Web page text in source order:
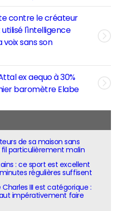
contre le créateur
l'intelligence
sans son
ex aequo à 30%
baromètre Elabe
de sa maison sans
particulièrement malin
: ce sport est excellent
régulières suffisent
Charles III est catégorique :
impérativement faire